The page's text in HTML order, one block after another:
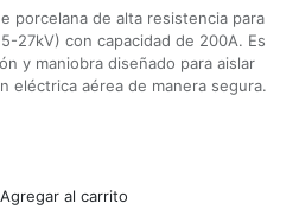
porcelana de alta resistencia para
27kV) con capacidad de 200A. Es
y maniobra diseñado para aislar
eléctrica aérea de manera segura.
Agregar al carrito